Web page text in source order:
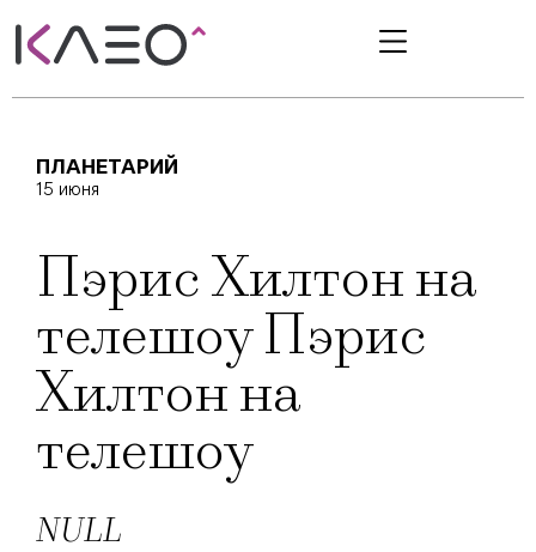
ПЛАНЕТАРИЙ
15 июня
Пэрис Хилтон на
телешоу Пэрис
Хилтон на
телешоу
NULL